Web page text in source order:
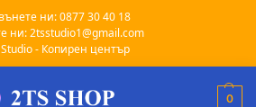
ни: 0877 30 40 18
ни: 2tsstudio1@gmail.com
Studio - Копирен център
0